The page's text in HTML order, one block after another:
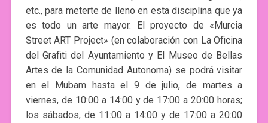
etc., para meterte de lleno en esta disciplina que ya
es todo un arte mayor. El proyecto de «Murcia
Street ART Project» (en colaboración con La Oficina
del Grafiti del Ayuntamiento y El Museo de Bellas
Artes de la Comunidad Autonoma) se podrá visitar
en el Mubam hasta el 9 de julio, de martes a
viernes, de 10:00 a 14:00 y de 17:00 a 20:00 horas;
los sábados, de 11:00 a 14:00 y de 17:00 a 20:00